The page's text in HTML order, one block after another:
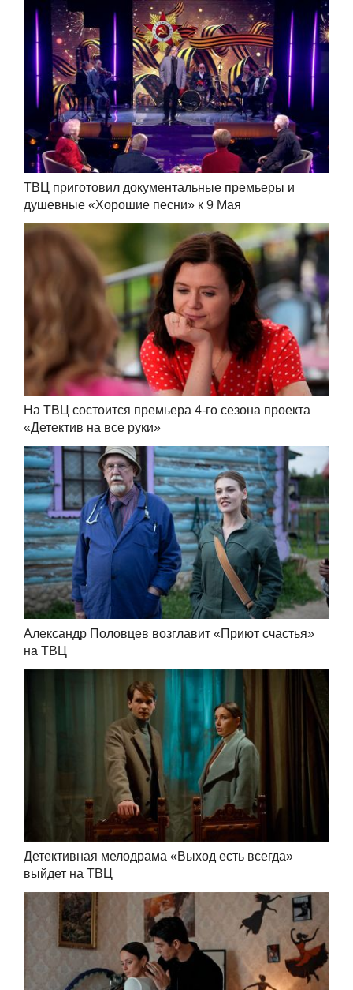
ТВЦ приготовил документальные премьеры и
душевные «Хорошие песни» к 9 Мая
На ТВЦ состоится премьера 4-го сезона проекта
«Детектив на все руки»
Александр Половцев возглавит «Приют счастья»
на ТВЦ
Детективная мелодрама «Выход есть всегда»
выйдет на ТВЦ